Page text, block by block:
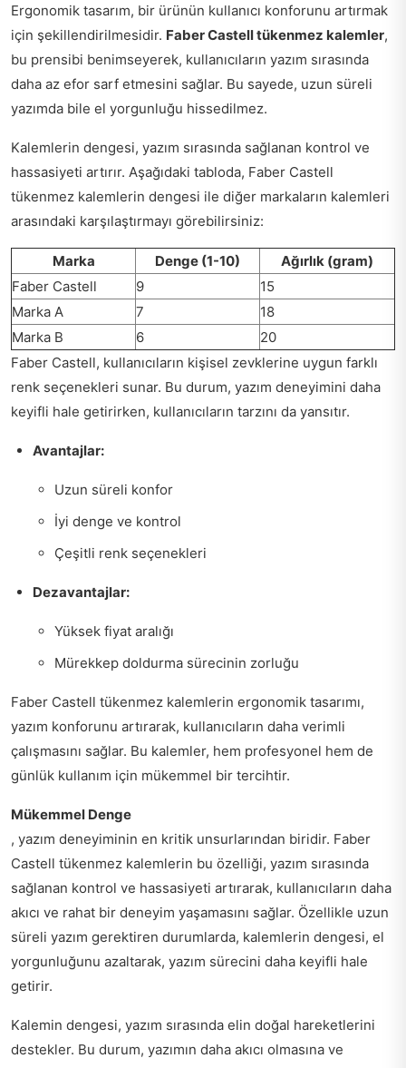
Ergonomik tasarım, bir ürünün kullanıcı konforunu artırmak
için şekillendirilmesidir. Faber Castell tükenmez kalemler,
bu prensibi benimseyerek, kullanıcıların yazım sırasında
daha az efor sarf etmesini sağlar. Bu sayede, uzun süreli
yazımda bile el yorgunluğu hissedilmez.
Kalemlerin dengesi, yazım sırasında sağlanan kontrol ve
hassasiyeti artırır. Aşağıdaki tabloda, Faber Castell
tükenmez kalemlerin dengesi ile diğer markaların kalemleri
arasındaki karşılaştırmayı görebilirsiniz:
Marka Denge (1-10)
Ağırlık (gram)
Faber Castell
9
15
Marka A
7
18
Marka B
6
20
Faber Castell, kullanıcıların kişisel zevklerine uygun farklı
renk seçenekleri sunar. Bu durum, yazım deneyimini daha
keyifli hale getirirken, kullanıcıların tarzını da yansıtır.
Avantajlar:
Uzun süreli konfor
İyi denge ve kontrol
Çeşitli renk seçenekleri
Dezavantajlar:
Yüksek fiyat aralığı
Mürekkep doldurma sürecinin zorluğu
Faber Castell tükenmez kalemlerin ergonomik tasarımı,
yazım konforunu artırarak, kullanıcıların daha verimli
çalışmasını sağlar. Bu kalemler, hem profesyonel hem de
günlük kullanım için mükemmel bir tercihtir.
Mükemmel Denge
, yazım deneyiminin en kritik unsurlarından biridir. Faber
Castell tükenmez kalemlerin bu özelliği, yazım sırasında
sağlanan kontrol ve hassasiyeti artırarak, kullanıcıların daha
akıcı ve rahat bir deneyim yaşamasını sağlar. Özellikle uzun
süreli yazım gerektiren durumlarda, kalemlerin dengesi, el
yorgunluğunu azaltarak, yazım sürecini daha keyifli hale
getirir.
Kalemin dengesi, yazım sırasında elin doğal hareketlerini
destekler. Bu durum, yazımın daha akıcı olmasına ve